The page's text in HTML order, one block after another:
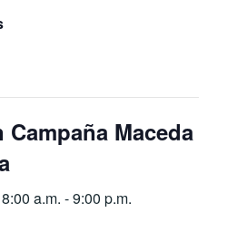
Maceda
a.m. -9:00 p.m.